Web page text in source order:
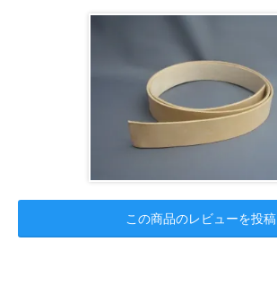
この商品のレビューを投稿